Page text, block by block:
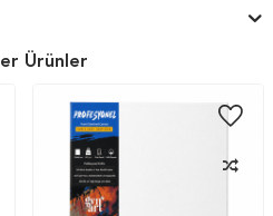
Ürünler